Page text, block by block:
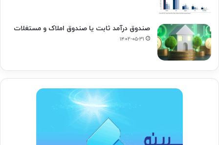
صندوق درآمد ثابت یا صندوق املاک و مستغلات
۱۴۰۲-۰۵-۳۱